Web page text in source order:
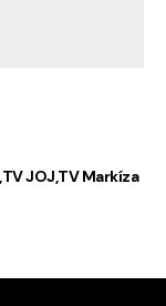
TV JOJTV Markíza